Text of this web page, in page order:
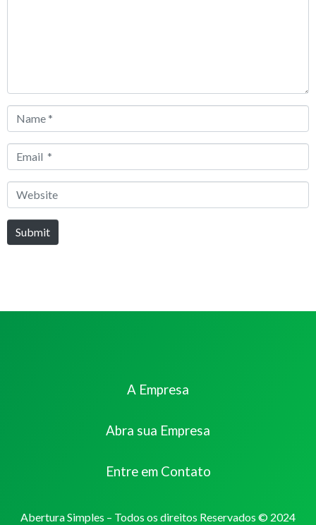
Name
Email
Website
Submit
A Empresa
Abra sua Empresa
Entre em Contato
Abertura Simples – Todos os direitos Reservados © 2024